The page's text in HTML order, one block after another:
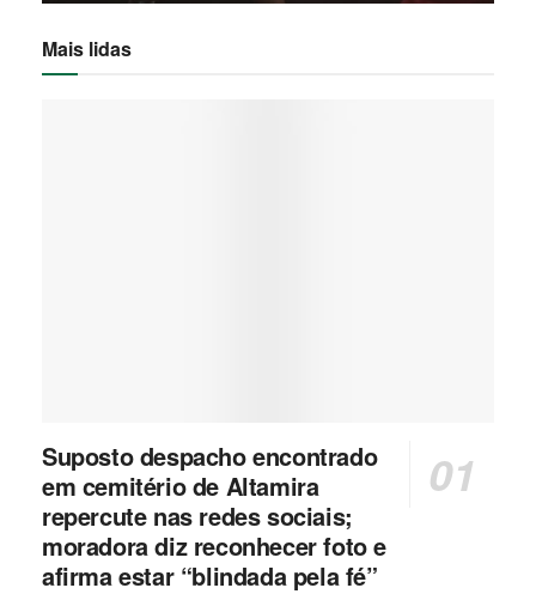
Mais lidas
Suposto despacho encontrado
em cemitério de Altamira
repercute nas redes sociais;
moradora diz reconhecer foto e
afirma estar “blindada pela fé”